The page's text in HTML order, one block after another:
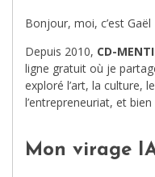
Bonjour, moi, c’est Gaël
Depuis 2010, CD-
ligne gratuit où je
exploré l’art, la culture,
l’entrepreneuriat, et bien
Mon virage